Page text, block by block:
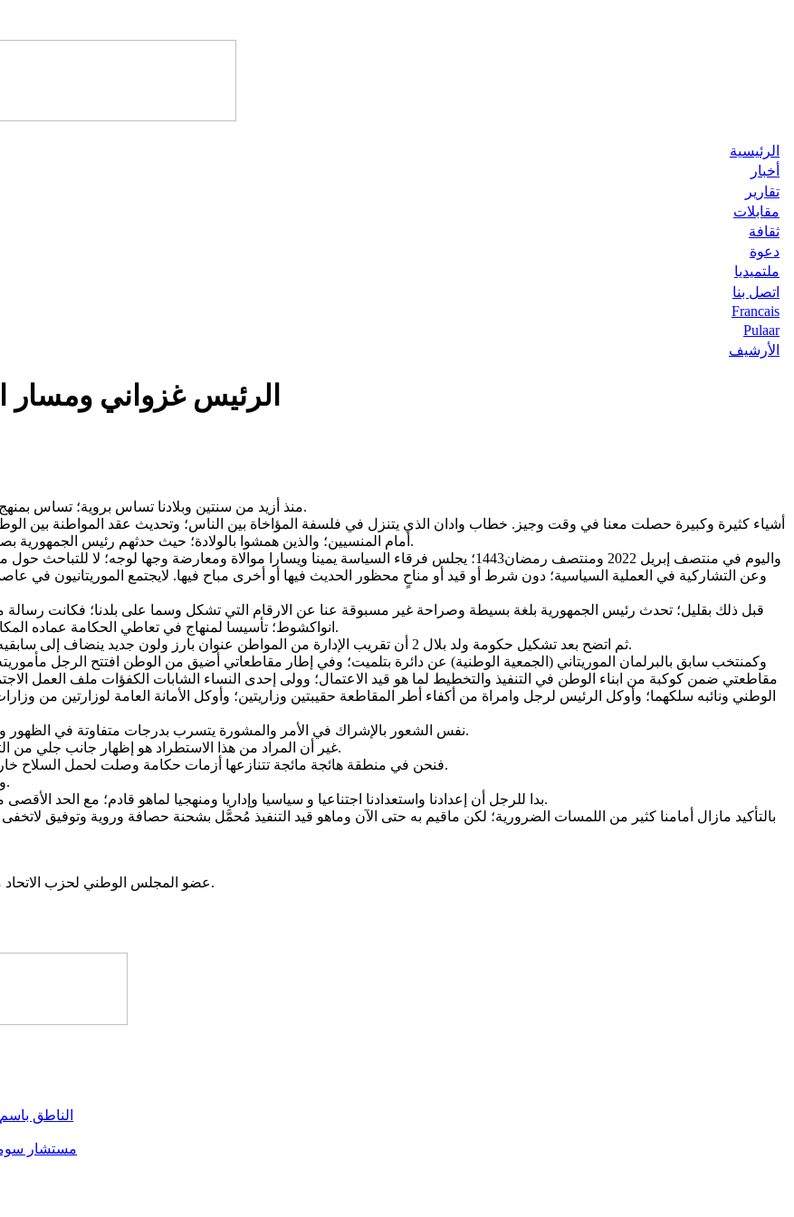
الرئيسية
أخبار
تقارير
مقابلات
ثقافة
دعوة
ملتميديا
اتصل بنا
Francais
Pulaar
الأرشيف
الرئيس غزواني ومسار
منذ أزيد من سنتين وبلادنا تساس بروية؛ تساس بمنهج جديد عصي على الانمحاء عصي على ألا يتلمسه كل مهتم بالشأن العام.
أمام المنسيين؛ والذين همشوا بالولادة؛ حيث حدثهم رئيس الجمهورية بصوت عال أني أسمع وأتلمس ماتلاقونه في بلد ولدتكم فيهم أمهاتكم أحرارا.
وعن التشاركية في العملية السياسية؛ دون شرط أو قيد أو مناحٍ محظور الحديث فيها أو أخرى مباح فيها. لايجتمع الموريتانيون في
انواكشوط؛ تأسيسا لمنهاج في تعاطي الحكامة عماده المكاشفة وعدم اللف والدوران في مايصدر من سدة الحكم إلى عامة الشعب.
ثم اتضح بعد تشكيل حكومة ولد بلال 2 أن تقريب الإدارة من المواطن عنوان بارز ولون جديد ينضاف إلى سابقيه من الديناميكيات المستحدثة لم يعهدها الموريتانيون كثيرا من ساستهم.
مقاطعتي ضمن كوكبة من ابناء الوطن في التنفيذ والتخطيط لما هو قيد الاعتمال؛ وولى إحدى النساء الشابات الكفؤات ملف العمل
الوطني ونائبه سلكهما؛ وأوكل الرئيس لرجل وامراة من أكفاء أطر المقاطعة حقيبتين وزاريتين؛ وأوكل الأمانة العامة لوزارتين من
نفس الشعور بالإشراك في الأمر والمشورة يتسرب بدرجات متفاوتة في الظهور والاختفاء إلى كل أو جل ولايات ومقاطعات ومراكز إدارة وبلديات الوطن.
غير أن المراد من هذا الاستطراد هو إظهار جانب جلي من التوفيق رافق الرئيس غزواني في إدارة البلد أرجو أن يثمنه أصحاب الرأي.
فنحن في منطقة هائجة مائجة تتنازعها أزمات حكامة وصلت لحمل السلاح خارج القانون داخل البلد الواحد في أكثر من بؤرة في محيطنا الجيوسياسي.
ونحن نستعد للانتقال المالي والاقتصاد الأعظم في تاريخنا وتاريخ محيطنا.
بدا للرجل أن إعدادنا واستعدادنا اجتناعيا و سياسيا وإداريا ومنهجيا لماهو قادم؛ مع الحد الأقصى من حفظ الموجود والحد من طلب المفقود؛ أولى من الطلاء على الشعر.
بالتأكيد مازال أمامنا كثير من اللمسات الضرورية؛ لكن ماقيم به حتى الآن وماهو قيد التنفيذ مُحمَّل بشحنة حصافة وروية وتوفيق
عضو المجلس الوطني لحزب الاتحاد من أجل الجمهورية ونائب سابق في الجمعية الوطنية عن مقاطعة بتلميت.
الناطق باسم المرشح
مستشار